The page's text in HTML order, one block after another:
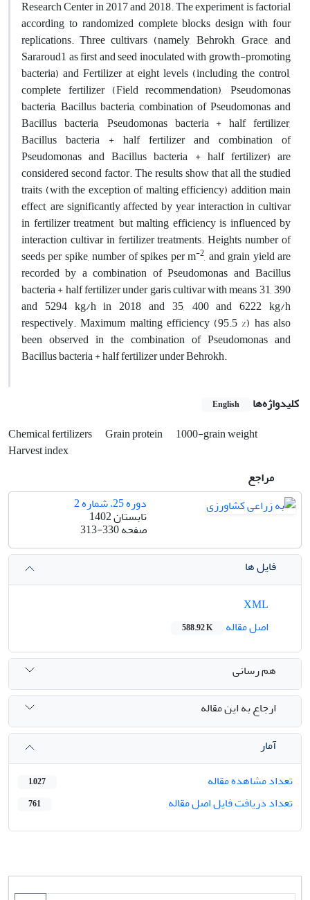
Research Center in 2017 and 2018. The experiment is factorial
according to randomized complete blocks design with four
replications. Three cultivars (namely, Behrokh, Grace, and
Sararoud1 as first and seed inoculated with growth-promoting
bacteria) and Fertilizer at eight levels (including the control,
complete fertilizer (Field recommendation), Pseudomonas
bacteria, Bacillus bacteria, combination of Pseudomonas and
Bacillus bacteria, Pseudomonas bacteria + half fertilizer,
Bacillus bacteria + half fertilizer and combination of
Pseudomonas and Bacillus bacteria + half fertilizer) are
considered second factor. The results show that all the studied
traits (with the exception of malting efficiency) addition main
effect, are significantly affected by year interaction in cultivar
in fertilizer treatment, but malting efficiency is influenced by
interaction cultivar in fertilizer treatments. Heights number of
seeds per spike, number of spikes per m-2, and grain yield are
recorded by a combination of Pseudomonas and Bacillus
bacteria + half fertilizer under garis cultivar with means 31, 390
and 5294 kg/h in 2018 and 35, 400 and 6222 kg/h
respectively. Maximum malting efficiency (95.5 %) has also
been observed in the combination of Pseudomonas and
Bacillus bacteria + half fertilizer under Behrokh.
کلیدواژه‌ها English
Chemical fertilizers Grain protein
1000-grain weight
Harvest index
مراجع
دوره 25، شماره 2
تابستان 1402
صفحه313-330
فایل ها
اصل مقاله
588.92 K
هم رسانی
ارجاع به این مقاله
آمار
تعداد مشاهده مقاله
1,027
تعداد دریافت فایل اصل مقاله 761